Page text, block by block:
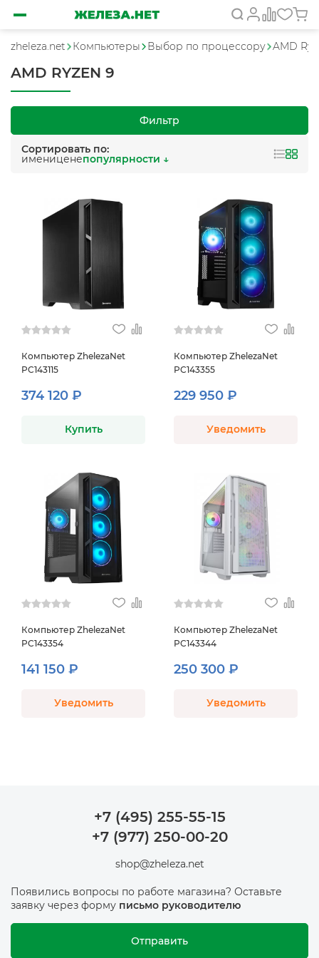
zheleza.net Компьютеры Выбор по процессору AMD
AMD RYZEN 9
Фильтр
Сортировать по:
имениценепопулярности ↓
Компьютер ZhelezaNet
PC143115
374 120 ₽
Купить
Компьютер ZhelezaNet
PC143355
229 950 ₽
Уведомить
Компьютер ZhelezaNet
PC143354
141 150 ₽
Уведомить
Компьютер ZhelezaNet
PC143344
250 300 ₽
Уведомить
+7 (495) 255-55-15
+7 (977) 250-00-20
shop@zheleza.net
Появились вопросы по работе магазина? Оставьте
заявку через форму письмо руководителю
Отправить